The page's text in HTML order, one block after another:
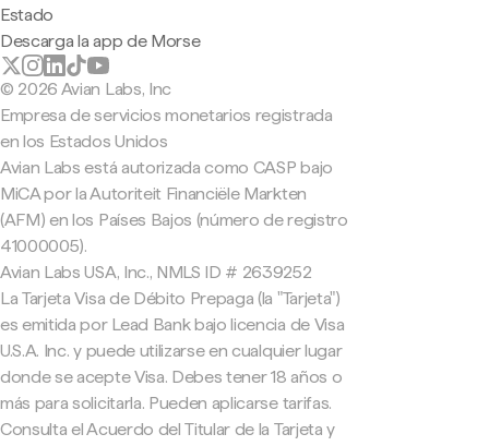
Estado
Descarga la app de Morse
© 2026 Avian Labs, Inc
Empresa de servicios monetarios registrada
en los Estados Unidos
Avian Labs está autorizada como CASP bajo
MiCA por la Autoriteit Financiële Markten
(AFM) en los Países Bajos (número de registro
41000005).
Avian Labs USA, Inc., NMLS ID # 2639252
La Tarjeta Visa de Débito Prepaga (la "Tarjeta")
es emitida por Lead Bank bajo licencia de Visa
U.S.A. Inc. y puede utilizarse en cualquier lugar
donde se acepte Visa. Debes tener 18 años o
más para solicitarla. Pueden aplicarse tarifas.
Consulta el Acuerdo del Titular de la Tarjeta y